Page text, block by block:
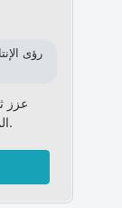
رؤى
عزز
المدعوم بالذكاء الاصطناعي والتغذية الراجعة.